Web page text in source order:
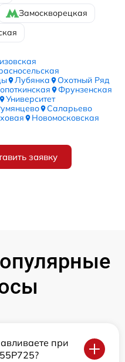
Замоскворецкая
Лубянка
Охотный Ряд
Фрунзенская
Университет
Саларьево
Новомосковская
заявку
при